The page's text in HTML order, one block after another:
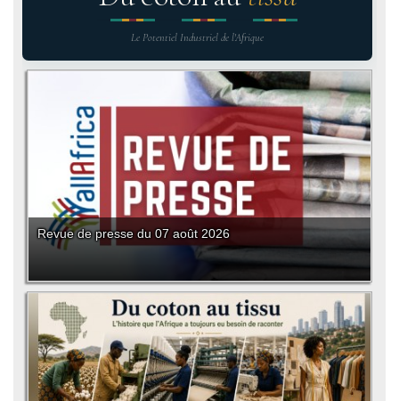
Le Potentiel Industriel de l'Afrique
Revue de presse du 07 août 2026